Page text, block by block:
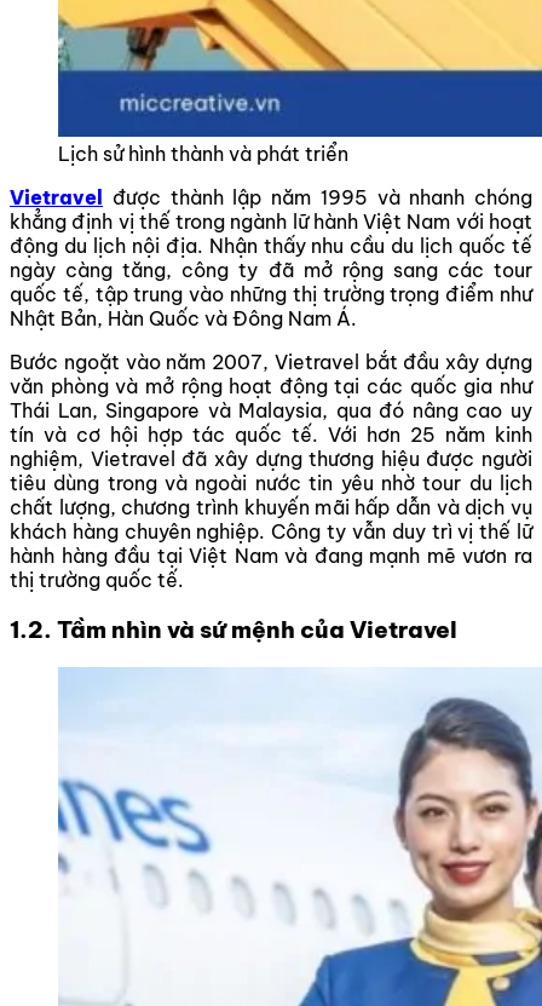
Lịch sử hình thành và phát triển
Vietravel
được thành lập năm 1995 và nhanh chóng
khẳng định vị thế trong ngành lữ hành Việt Nam với hoạt
động du lịch nội địa. Nhận thấy nhu cầu du lịch quốc tế
ngày càng tăng, công ty đã mở rộng sang các tour
quốc tế, tập trung vào những thị trường trọng điểm như
Nhật Bản, Hàn Quốc và Đông Nam Á.
Bước ngoặt vào năm 2007, Vietravel bắt đầu xây dựng
văn phòng và mở rộng hoạt động tại các quốc gia như
Thái Lan, Singapore và Malaysia, qua đó nâng cao uy
tín và cơ hội hợp tác quốc tế. Với hơn 25 năm kinh
nghiệm, Vietravel đã xây dựng thương hiệu được người
tiêu dùng trong và ngoài nước tin yêu nhờ tour du lịch
chất lượng, chương trình khuyến mãi hấp dẫn và dịch vụ
khách hàng chuyên nghiệp. Công ty vẫn duy trì vị thế lữ
hành hàng đầu tại Việt Nam và đang mạnh mẽ vươn ra
thị trường quốc tế.
1.2. Tầm nhìn và sứ mệnh của Vietravel